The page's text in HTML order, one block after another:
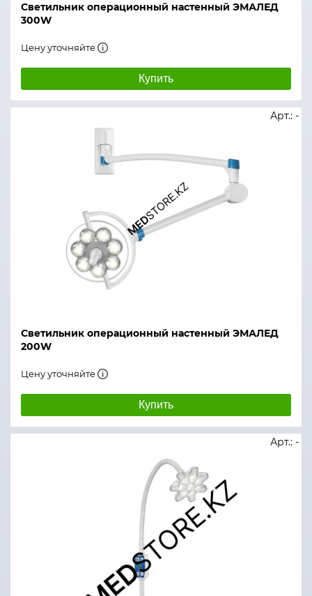
Светильник операционный настенный ЭМАЛЕД
300W
Цену уточняйте
Купить
Светильник операционный настенный ЭМАЛЕД
200W
Арт.: -
Цену уточняйте
Купить
Арт.: -